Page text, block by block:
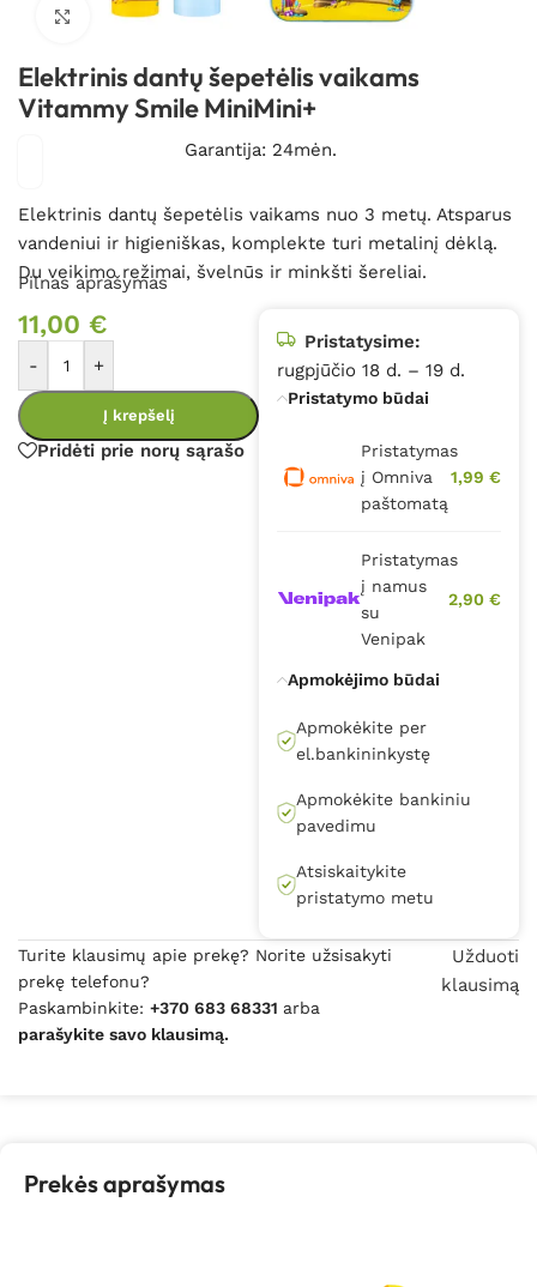
Spustelėkite, kad padidintumėte
Elektrinis dantų šepetėlis vaikams
Vitammy Smile MiniMini+
Garantija: 24mėn.
Elektrinis dantų šepetėlis vaikams nuo 3 metų. Atsparus
vandeniui ir higieniškas, komplekte turi metalinį dėklą.
Du veikimo režimai, švelnūs ir minkšti šereliai.
Pilnas aprašymas
11,00 €
- +
Į krepšelį
Pridėti prie norų sąrašo
Pristatysime:
rugpjūčio 18 d. – 19 d.
Pristatymo būdai
Pristatymas
į Omniva
paštomatą
1,99 €
Pristatymas
į namus
su
Venipak
2,90 €
Apmokėjimo būdai
Apmokėkite per
el.bankininkystę
Apmokėkite bankiniu
pavedimu
Atsiskaitykite
pristatymo metu
Turite klausimų apie prekę? Norite užsisakyti
prekę telefonu?
Paskambinkite: +370 683 68331 arba
parašykite savo klausimą.
Užduoti
klausimą
Prekės aprašymas